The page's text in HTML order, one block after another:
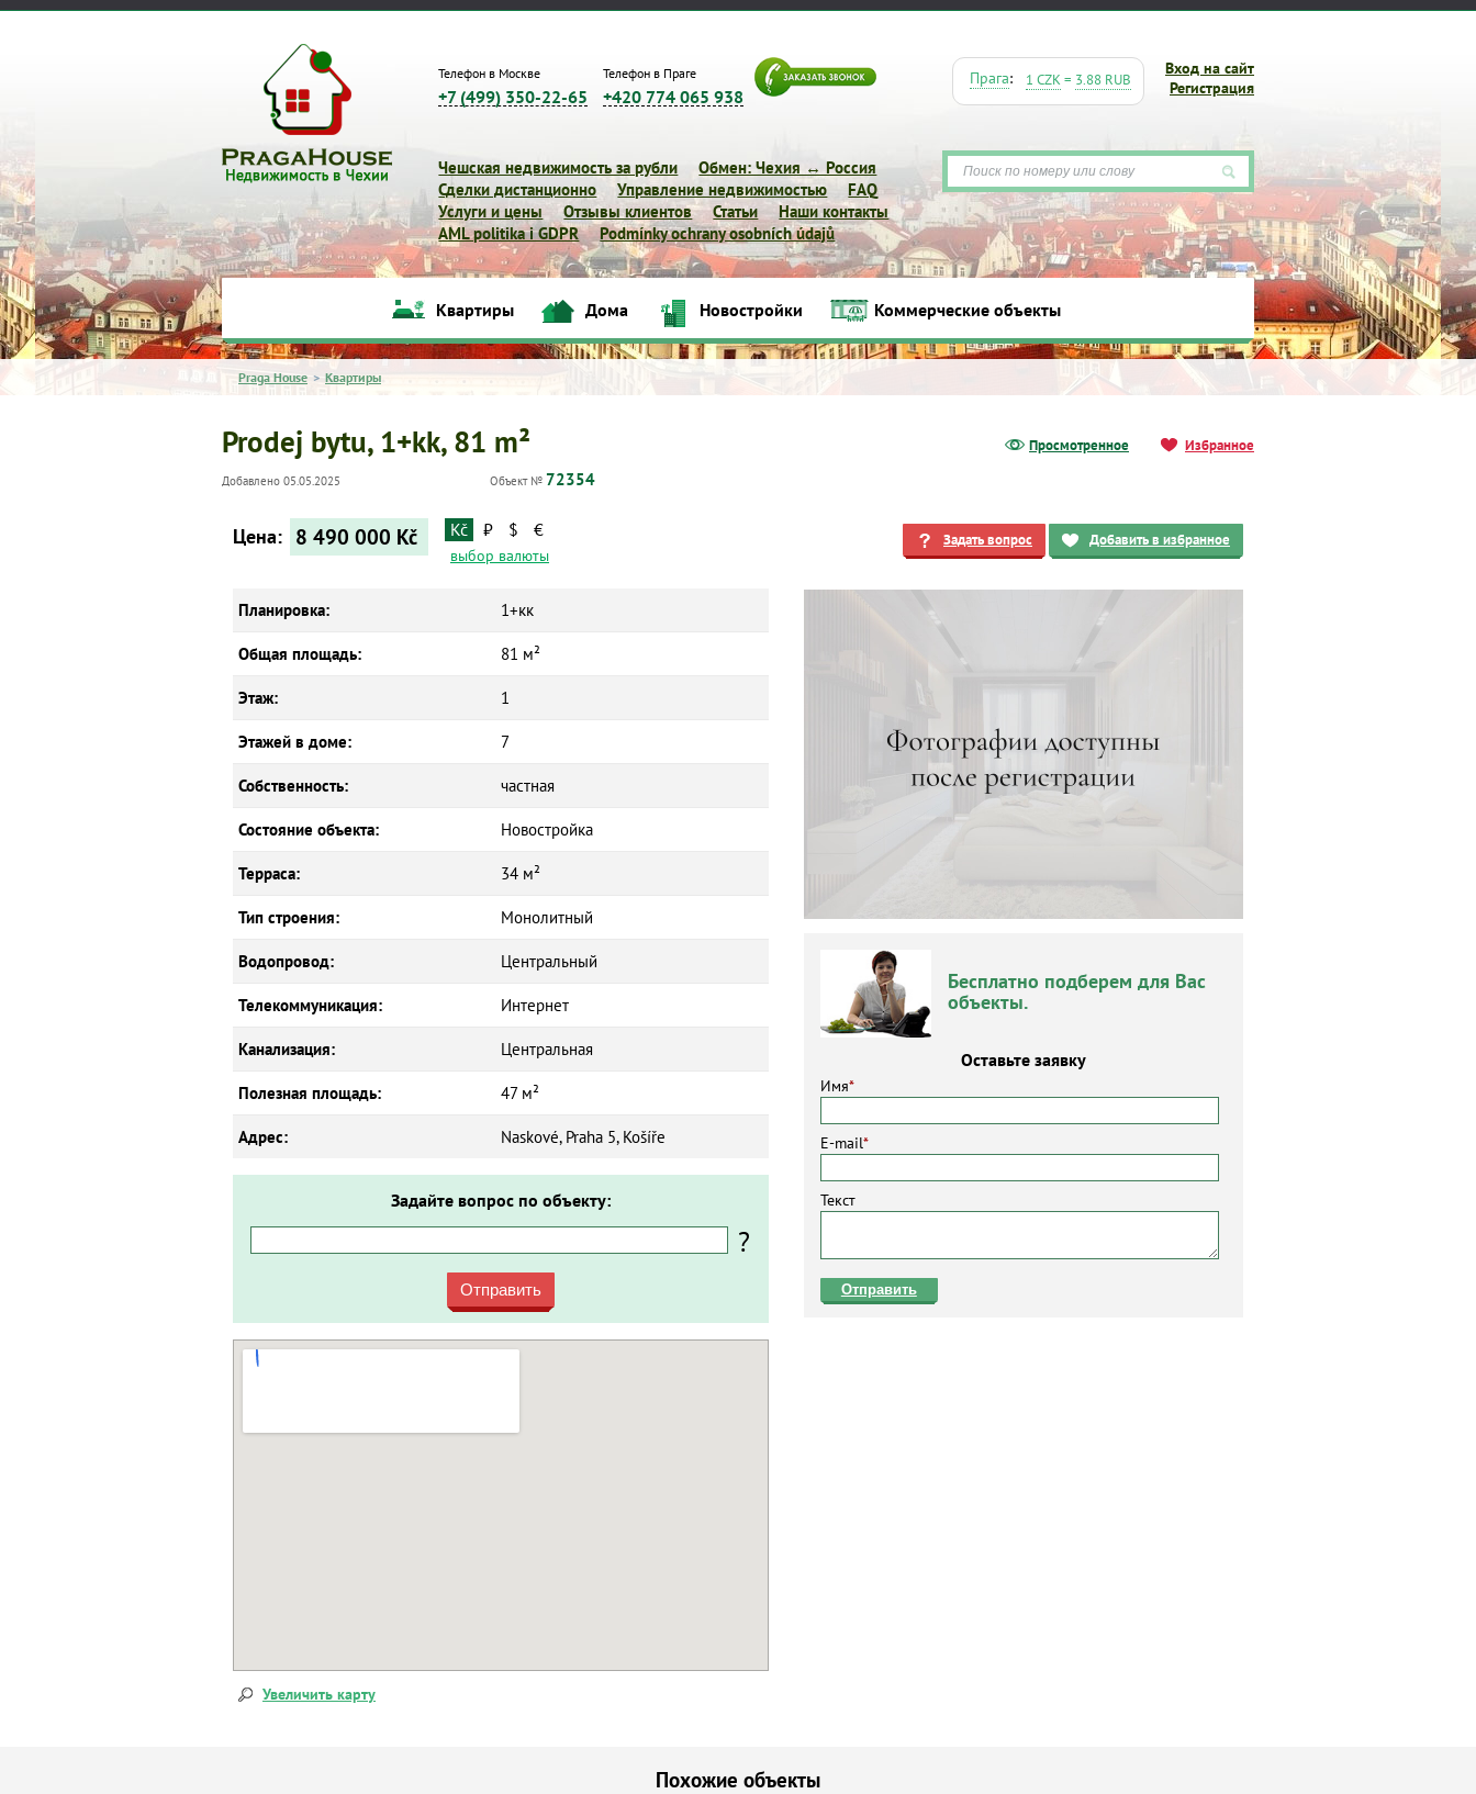
Телефон в Москве
+7 (499) 350-22-65
Телефон в Праге
+420 774 065 938
Вход на сайт
Регистрация
Прага: 1 CZK= 3.88 RUB
Чешская недвижимость за рубли
Обмен: Чехия ↔ Россия
Сделки дистанционно
Управление недвижимостью
FAQ
Услуги и цены
Отзывы клиентов Статьи
Наши контакты
AML politika i GDPR
Podmínky ochrany osobních údajů
Квартиры Дома Новостройки Коммерческие объекты
Квартиры Дома Новостройки Коммерческие объекты
Praga House > Квартиры
Просмотренное Избранное
Prodej bytu, 1+kk, 81 m²
Добавлено 05.05.2025 Объект № 72354
Задать вопрос Добавить в избранное
Бесплатно подберем для Вас
объекты.
Оставьте заявку
Имя*
E-mail*
Текст
Отправить
Цена: 8 490 000 Kč Kč ₽ $ €
выбор валюты
Планировка: 1+кк
Общая площадь: 81 м²
Этаж: 1
Этажей в доме: 7
Собственность: частная
Состояние объекта: Новостройка
Терраса: 34 м²
Тип строения: Монолитный
Водопровод: Центральный
Телекоммуникация: Интернет
Канализация: Центральная
Полезная площадь: 47 м²
Адрес: Naskové, Praha 5, Košíře
Задайте вопрос по объекту:
?
Отправить
Увеличить карту
Похожие объекты